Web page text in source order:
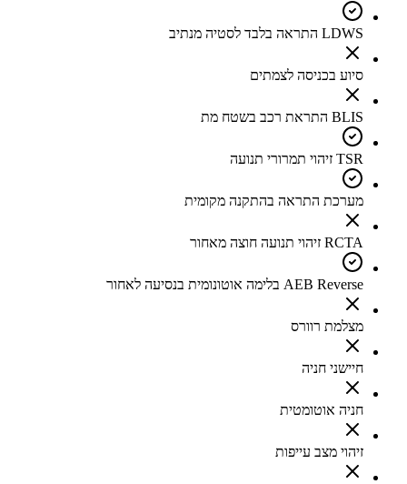
LDWS התראה בלבד לסטיה מנתיב
סיוע בכניסה לצמתים
BLIS התראת רכב בשטח מת
TSR זיהוי תמרורי תנועה
מערכת התראה בהתקנה מקומית
RCTA זיהוי תנועה חוצה מאחור
AEB Reverse בלימה אוטונומית בנסיעה לאחור
מצלמת רוורס
חיישני חניה
חניה אוטומטית
זיהוי מצב עייפות